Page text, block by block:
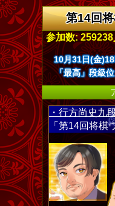
第14回
参加数: 259238
10月31日(金
「最高」段級
・行方尚史九
「第14回将棋